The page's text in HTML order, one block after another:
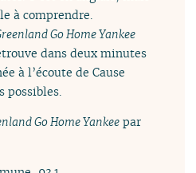
à comprendre.
Go Home Yankee
dans deux minutes
à l’écoute de Cause
possibles.
Go Home Yankee par